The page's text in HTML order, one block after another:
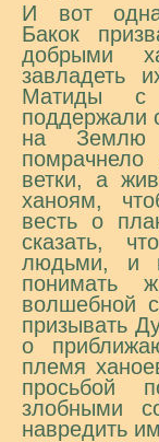
И вот
Бакок
добрыми
завладеть
Матиды с
поддержали
на Землю
помрачнело
ветки, а
ханоям,
весть о
сказать,
людьми, и
понимать
волшебной
призывать
о
племя
просьбой
злобными
навредить